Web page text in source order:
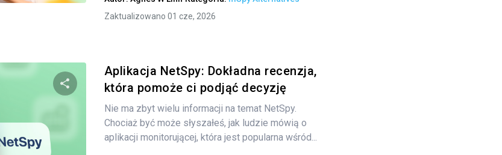
Zaktualizowano 01 cze, 2026
Udostępnij
Aplikacja NetSpy: Dokładna recenzja,
która pomoże ci podjąć decyzję
Nie ma zbyt wielu informacji na temat NetSpy.
Chociaż być może słyszałeś, jak ludzie mówią o
aplikacji monitorującej, która jest popularna wśród...